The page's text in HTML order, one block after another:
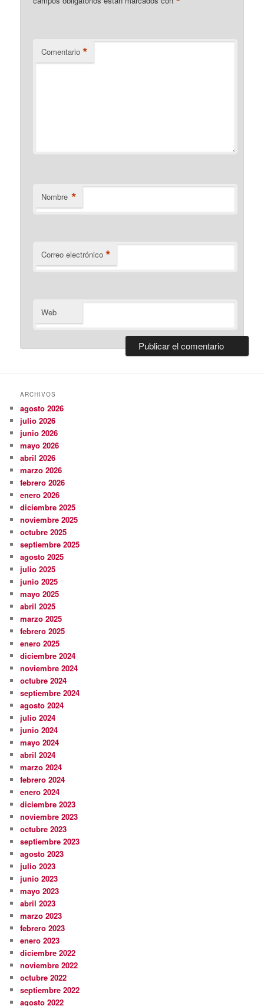
Comentario *
Nombre *
Correo electrónico *
Web
ARCHIVOS
agosto 2026
julio 2026
junio 2026
mayo 2026
abril 2026
marzo 2026
febrero 2026
enero 2026
diciembre 2025
noviembre 2025
octubre 2025
septiembre 2025
agosto 2025
julio 2025
junio 2025
mayo 2025
abril 2025
marzo 2025
febrero 2025
enero 2025
diciembre 2024
noviembre 2024
octubre 2024
septiembre 2024
agosto 2024
julio 2024
junio 2024
mayo 2024
abril 2024
marzo 2024
febrero 2024
enero 2024
diciembre 2023
noviembre 2023
octubre 2023
septiembre 2023
agosto 2023
julio 2023
junio 2023
mayo 2023
abril 2023
marzo 2023
febrero 2023
enero 2023
diciembre 2022
noviembre 2022
octubre 2022
septiembre 2022
agosto 2022